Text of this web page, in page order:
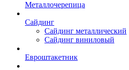
Металлочерепица
Сайдинг
Сайдинг металлический
Сайдинг виниловый
Евроштакетник